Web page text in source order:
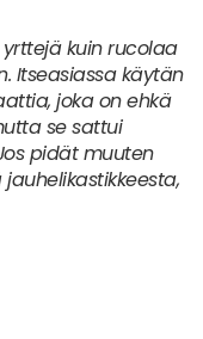
kuin rucolaa
Itseasiassa käytän
joka on ehkä
se sattui
pidät muuten